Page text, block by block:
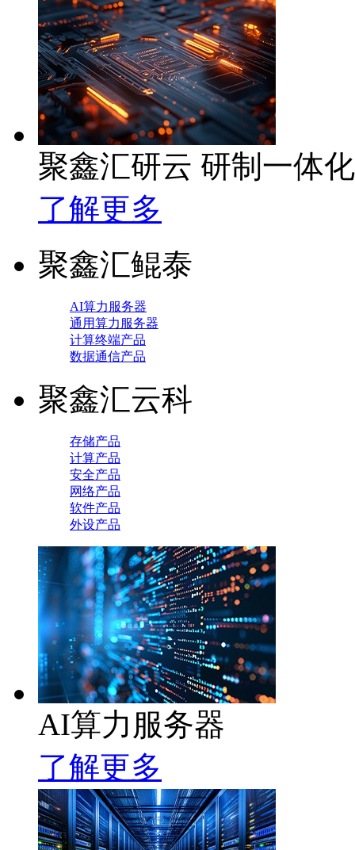
聚鑫汇研云 研制一体
了解更多
聚鑫汇鲲泰
AI算力服务器
通用算力服务器
计算终端产品
数据通信产品
聚鑫汇云科
存储产品
计算产品
安全产品
网络产品
软件产品
外设产品
AI算力服务器
了解更多